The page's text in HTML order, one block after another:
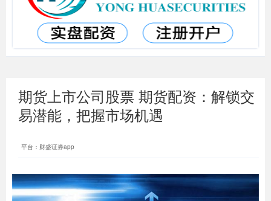
期货上市公司股票 期货配资：解锁交
易潜能，把握市场机遇
平台：财盛证券app